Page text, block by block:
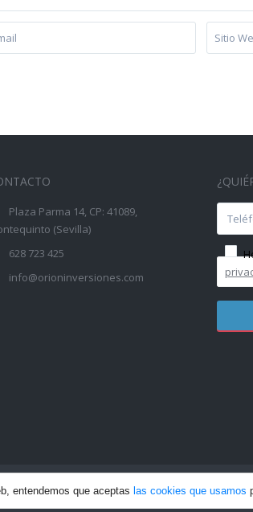
Plaza Parma 14, CP: 41089,
(Sevilla)
628 723 425
info@orioninversiones.com
los derechos reservados | Web creada por:
entendemos que aceptas las cookies que usamos